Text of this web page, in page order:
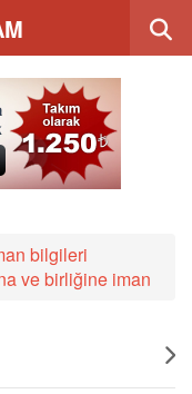
bilgileri
ve birliğine iman